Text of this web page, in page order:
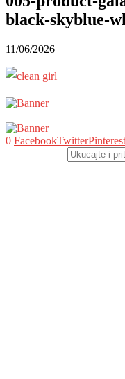
black-skyblue-
11/06/2026
0 FacebookTwitterPinterest